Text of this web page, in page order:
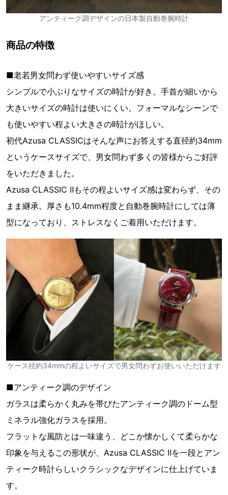
アンティーク調デザインの日本製自動巻腕時計
商品の特徴
■老若男女問わず使いやすいサイズ感
シンプルで小ぶりなサイズの時計が好き。手首が細いから
大きいサイズの時計は使いにくい。フォーマルなシーンで
も使いやすい程よい大きさの時計がほしい。
初代Azusa CLASSICはそんな声にお答えする直径約34mm
というケースサイズで、男女問わず多くの皆様からご好評
をいただきました。
Azusa CLASSIC Ⅱもその程よいサイズ感は変わらず、その
まま継承。厚さも10.4mm程度と自動巻腕時計にしては薄
型になっており、ストレスなくご着用いただけます。
ケース径約34mmの程よいサイズで男女問わずお使いいただけます
■アンティーク調のデザイン
ガラスは柔らかく丸みを帯びたアンティーク調のドーム型
ミネラル強化ガラスを採用。
フラットな風防とは一味違う、どこか懐かしくて柔らかな
印象を与えるこの形状が、Azusa CLASSIC Ⅱを一段とアン
ティーク時計らしいクラシックなデザインに仕上げていま
す。